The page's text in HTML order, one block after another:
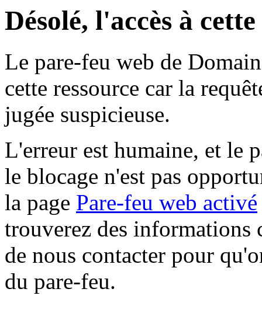
Désolé, l'accès à
Le pare-feu web de
cette ressource car la
jugée suspicieuse.
L'erreur est humaine, et le
le blocage n'est pas
la page Pare-feu web activé
trouverez des informations
de nous contacter pour
du pare-feu.